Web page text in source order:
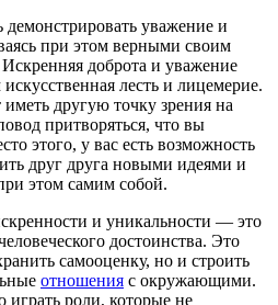
демонстрировать уважение и
при этом верными своим
доброта и уважение
лесть и лицемерие.
другую точку зрения на
притворяться, что вы
этого, у вас есть возможность
друг друга новыми идеями и
этом самим собой.
и уникальности — это
достоинства. Это
самооценку, но и строить
отношения с окружающими.
роли, которые не